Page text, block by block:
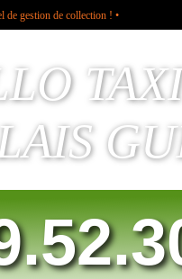
de gestion de collection ! •